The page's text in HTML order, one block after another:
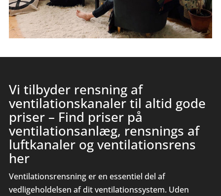
Vi tilbyder rensning af
ventilationskanaler til altid gode
priser – Find priser på
ventilationsanlæg, rensnings af
luftkanaler og ventilationsrens
her
Ventilationsrensning er en essentiel del af
vedligeholdelsen af dit ventilationssystem. Uden